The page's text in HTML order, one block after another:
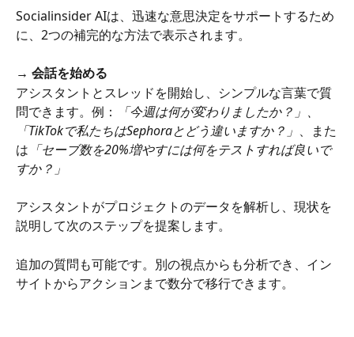
Socialinsider AIは、迅速な意思決定をサポートするため
に、2つの補完的な方法で表示されます。
→ 会話を始める
アシスタントとスレッドを開始し、シンプルな言葉で質
問できます。例：
「今週は何が変わりましたか？」、
「TikTokで私たちはSephoraとどう違いますか？」 、また
は 「セーブ数を20%増やすには何をテストすれば良いで
すか？」
アシスタントがプロジェクトのデータを解析し、現状を
説明して次のステップを提案します。
追加の質問も可能です。別の視点からも分析でき、イン
サイトからアクションまで数分で移行できます。